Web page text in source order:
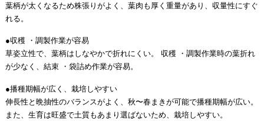
葉柄が太くなるため株張りがよく、葉肉も厚く重量があり、収量性にすぐ
れる。
●収穫 ・調製作業が容易
草姿立性で、葉柄はしなやかで折れにくい。 収穫 ・調製作業時の葉折れ
が少なく、結束 ・袋詰め作業が容易。
●播種期幅が広く、栽培しやすい
伸長性と晩抽性のバランスがよく、秋〜春まきが可能で播種期幅が広い。
また、生育は旺盛で土質もあまり選ばないため、栽培しやすい。